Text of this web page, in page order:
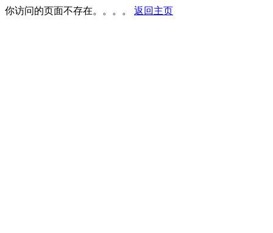
你访问的页面不存在。。。。 返回主页